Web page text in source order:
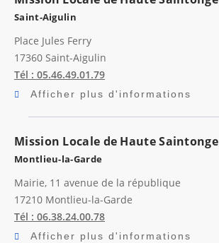
Saint-Aigulin
Place Jules Ferry
17360 Saint-Aigulin
Tél : 05.46.49.01.79
Afficher plus d'informations
Mission Locale de Haute Saintonge
Montlieu-la-Garde
Mairie, 11 avenue de la république
17210 Montlieu-la-Garde
Tél : 06.38.24.00.78
Afficher plus d'informations